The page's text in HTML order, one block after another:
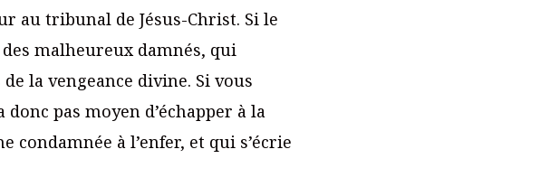
au tribunal de Jésus-Christ. Si le
malheureux damnés, qui
la vengeance divine. Si vous
pas moyen d’échapper à la
à l’enfer, et qui s’écrie